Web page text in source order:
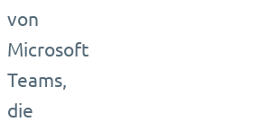
von
Microsoft
Teams,
die